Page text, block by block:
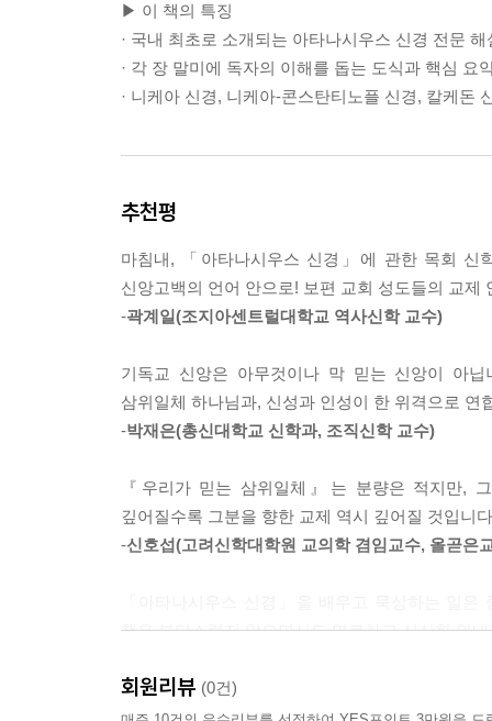
만일 아타나시우스 신경이 그러한 열쇠라면 이 신
나쁜 경우 당신이 이 신경을 무심코 그리고 죄스
--- p.59 「‘삼위가 구별되고 본체가 하나이신 하나
(…) 다시 말해서, 우리 주님은 성부로부터 자신의
하나님이시며 완전한 사람이십니다.”
--- pp.83-84, 「‘완전한 하나님이시며 완전한 사람이신 그
▶ 이 책의 특징
· 국내 최초로 소개되는 아타나시우스 신경 전문 해
· 각 장 말미에 독자의 이해를 돕는 도식과 핵심 요
· 니케아 신경, 니케아-콘스탄티노플 신경, 칼케돈
추천평
마침내, 「아타나시우스 신경」에 관한 목회 신
신앙고백의 언어 안으로! 보편 교회 성도들의 교
-곽계일(조지아센트럴대학교 역사신학 교수)
기독교 신앙은 아무것이나 막 믿는 신앙이 아
삼위일체 하나님과, 신성과 인성이 한 위격으로
-박재은(총신대학교 신학과, 조직신학 교수)
『우리가 믿는 삼위일체』는 분량은 적지만,
깊어질수록 그분을 향한 교제 역시 깊어질 것입니
-신호섭(고려신학대학원 교의학 겸임교수, 올곧은
책은 부담스럽지 않으면서도 명료하고 신실한 안
회원리뷰 (0건)